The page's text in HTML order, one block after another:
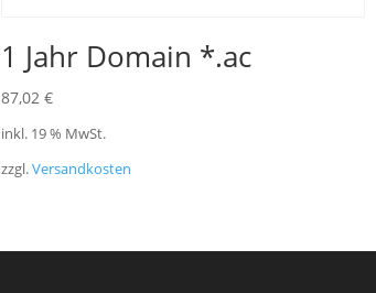
1 Jahr Domain *.ac
87,02 €
inkl. 19 % MwSt.
zzgl.Versandkosten